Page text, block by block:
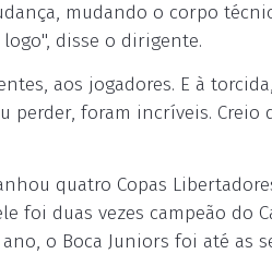
mudando o corpo
disse o dirigente.
aos jogadores. E à
perder, foram incríveis. Creio
quatro Copas
foi duas vezes campeão
o Boca Juniors foi até as